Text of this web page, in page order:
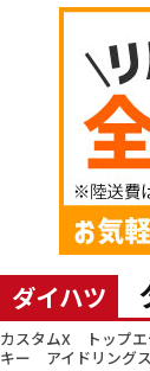
ダイハツ
カスタムX トップ
キー アイドリング